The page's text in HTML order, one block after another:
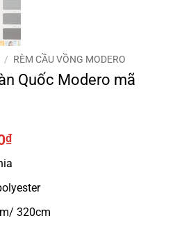
/ RÈM CẦU VỒNG MODERO
Quốc Modero mã
₫Giá
tại
là:
679.000₫.
320cm